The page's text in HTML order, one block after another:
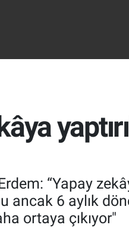
“Yapay
ancak 6 aylık
ortaya çıkıyor"